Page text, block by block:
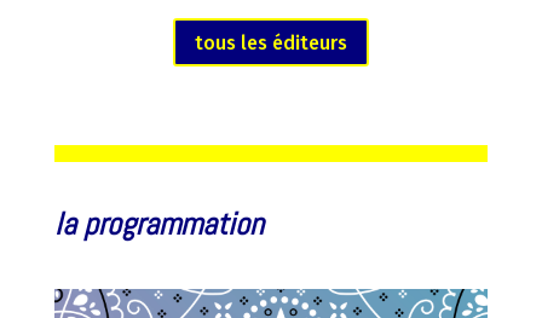
tous les éditeurs
la programmation